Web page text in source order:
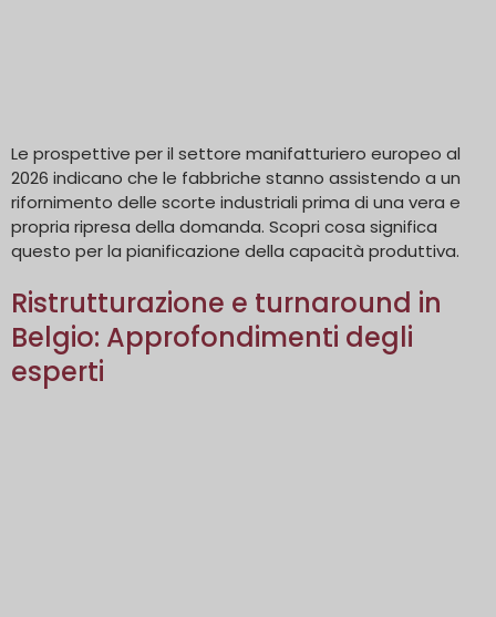
Le prospettive per il settore manifatturiero europeo al
2026 indicano che le fabbriche stanno assistendo a un
rifornimento delle scorte industriali prima di una vera e
propria ripresa della domanda. Scopri cosa significa
questo per la pianificazione della capacità produttiva.
Ristrutturazione e turnaround in
Belgio: Approfondimenti degli
esperti